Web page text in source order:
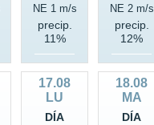
NE 1 m/s
precip.
11%
NE 2 m/s
precip.
12%
17.08
LU
DÍA
18.08
MA
DÍA